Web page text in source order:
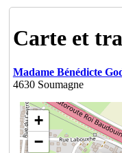
Carte et
Madame Bénédicte
4630 Soumagne
+
−